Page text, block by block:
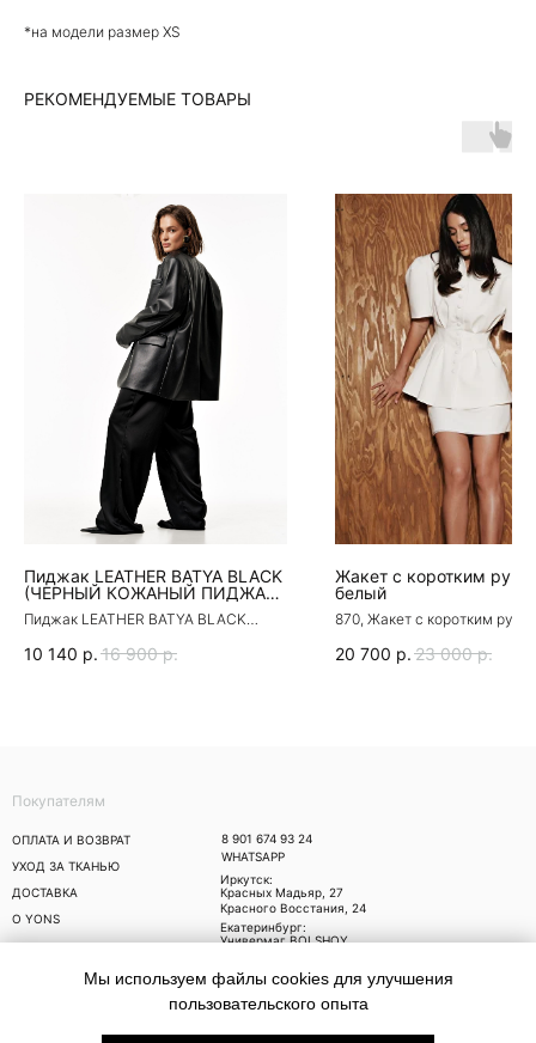
*на модели размер XS
РЕКОМЕНДУЕМЫЕ ТОВАРЫ
Пиджак LEATHER BATYA BLACK
(ЧЕРНЫЙ КОЖАНЫЙ ПИДЖАК
БАТЯ)
Пиджак LEATHER BATYA BLACK
10 140 р. 16 900 р.
Жакет с коротким
белый
870, Жакет с коротким
20 700 р. 23 000 р.
8 901 674 93 24
WHATSAPP
Покупателям
ОПЛАТА И ВОЗВРАТ
УХОД ЗА ТКАНЬЮ
ДОСТАВКА
О YONS
Иркутск:
Красных Мадьяр, 27
Публичная оферта
Красного Восстания, 24
Екатеринбург:
Универмаг BOLSHOY,
Москва:
Trend Island, Ходынский
бульвар, 4
Мы используем файлы cookies для улучшения
пользовательского опыта